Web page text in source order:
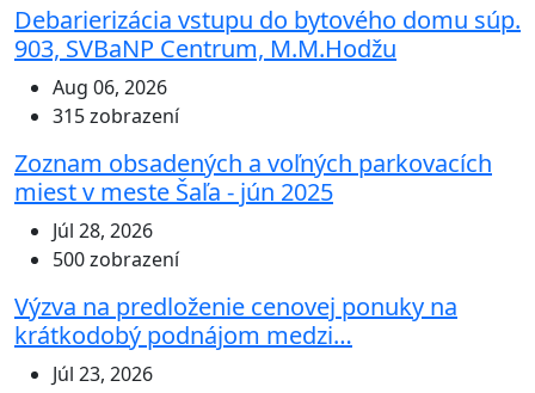
Debarierizácia vstupu do bytového domu súp.
903, SVBaNP Centrum, M.M.Hodžu
Aug 06, 2026
315 zobrazení
Zoznam obsadených a voľných parkovacích
miest v meste Šaľa - jún 2025
Júl 28, 2026
500 zobrazení
Výzva na predloženie cenovej ponuky na
krátkodobý podnájom medzi…
Júl 23, 2026